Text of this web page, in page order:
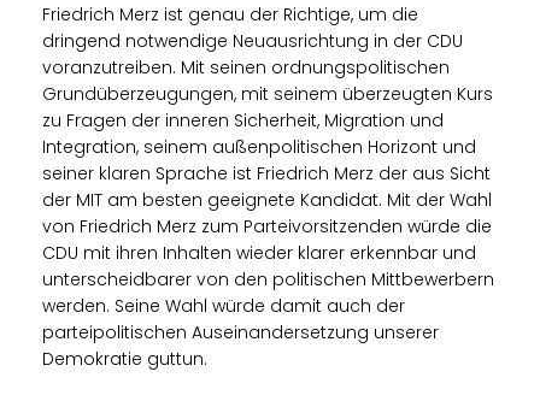
Friedrich Merz ist genau der Richtige, um die
dringend notwendige Neuausrichtung in der CDU
voranzutreiben. Mit seinen ordnungspolitischen
Grundüberzeugungen, mit seinem überzeugten Kurs
zu Fragen der inneren Sicherheit, Migration und
Integration, seinem außenpolitischen Horizont und
seiner klaren Sprache ist Friedrich Merz der aus Sicht
der MIT am besten geeignete Kandidat. Mit der Wahl
von Friedrich Merz zum Parteivorsitzenden würde die
CDU mit ihren Inhalten wieder klarer erkennbar und
unterscheidbarer von den politischen Mittbewerbern
werden. Seine Wahl würde damit auch der
parteipolitischen Auseinandersetzung unserer
Demokratie guttun.